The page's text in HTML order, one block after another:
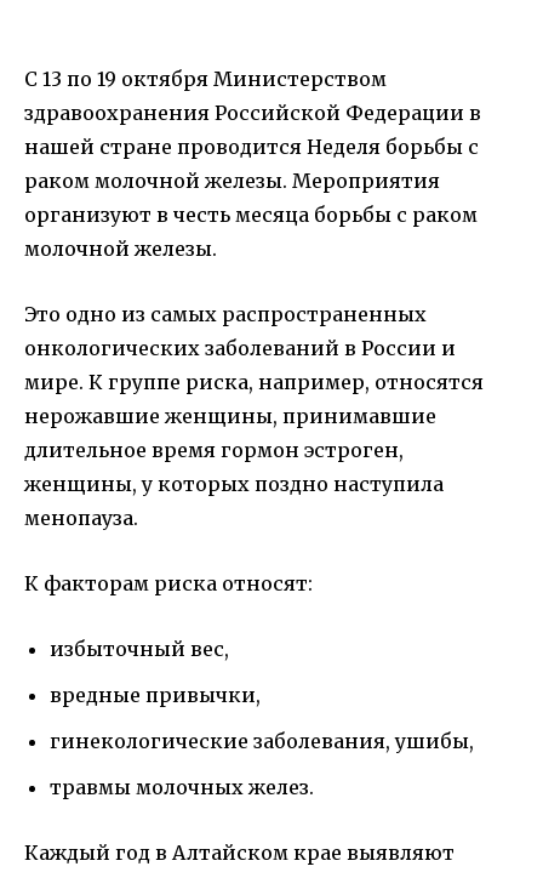
С 13 по 19 октября Министерством
здравоохранения Российской Федерации в
нашей стране проводится Неделя борьбы с
раком молочной железы. Мероприятия
организуют в честь месяца борьбы с раком
молочной железы.
Это одно из самых распространенных
онкологических заболеваний в России и
мире. К группе риска, например, относятся
нерожавшие женщины, принимавшие
длительное время гормон эстроген,
женщины, у которых поздно наступила
менопауза.
К факторам риска относят:
избыточный вес,
вредные привычки,
гинекологические заболевания, ушибы,
травмы молочных желез.
Каждый год в Алтайском крае выявляют